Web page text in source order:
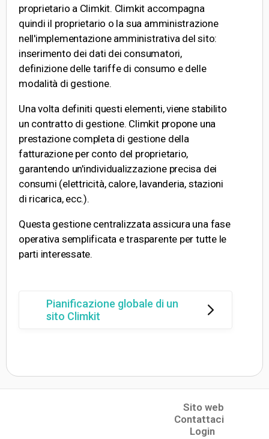
proprietario a Climkit. Climkit accompagna
quindi il proprietario o la sua amministrazione
nell'implementazione amministrativa del sito:
inserimento dei dati dei consumatori,
definizione delle tariffe di consumo e delle
modalità di gestione.
Una volta definiti questi elementi, viene stabilito
un contratto di gestione. Climkit propone una
prestazione completa di gestione della
fatturazione per conto del proprietario,
garantendo un'individualizzazione precisa dei
consumi (elettricità, calore, lavanderia, stazioni
di ricarica, ecc.).
Questa gestione centralizzata assicura una fase
operativa semplificata e trasparente per tutte le
parti interessate.
Pianificazione globale di un
sito Climkit
Sito web
Contattaci
Login